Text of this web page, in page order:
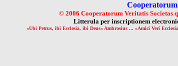
© 2006 Cooperatorum Veritatis Societas
Litterula per inscriptionem
«Ubi Petrus, ibi Ecclesia, ibi Deus» Ambrosius ... «Amici Veri